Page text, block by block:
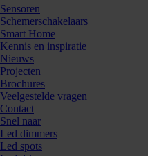
Sensoren
Schemerschakelaars
Smart Home
Kennis en inspiratie
Nieuws
Projecten
Brochures
Veelgestelde vragen
Contact
Snel naar
Led dimmers
Led spots